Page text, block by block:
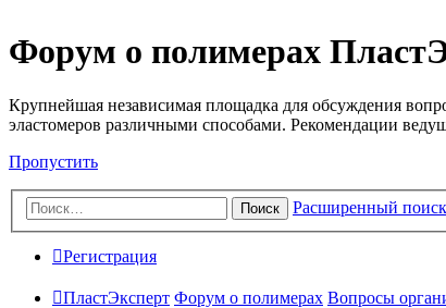
Форум о полимерах
Крупнейшая независимая площадка для обсуждения
эластомеров различными способами. Рекомендации
Пропустить
Поиск Расширенный поиск
Регистрация
ПластЭксперт Форум о полимерах Вопросы